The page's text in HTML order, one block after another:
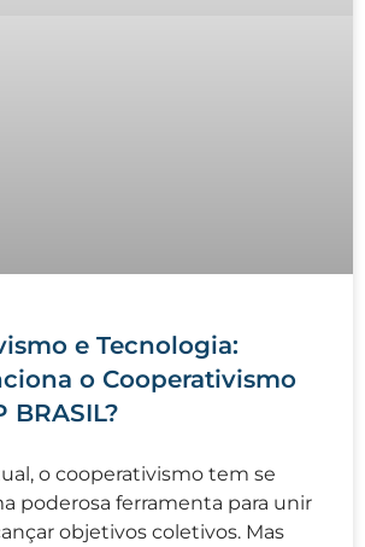
e Tecnologia:
o Cooperativismo
BRASIL?
o cooperativismo tem se
poderosa ferramenta para unir
objetivos coletivos. Mas